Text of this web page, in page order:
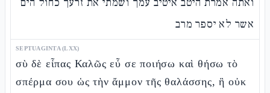
אשר לא יספר מרב
SEPTUAGINTA (LXX)
σὺ δὲ εἶπας Καλῶς εὖ σε ποιήσω καὶ θήσω τὸ
σπέρμα σου ὡς τὴν ἄμμον τῆς θαλάσσης, ἣ οὐκ